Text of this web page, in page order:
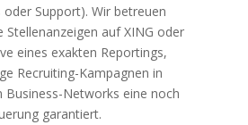
oder Support). Wir betreuen
Stellenanzeigen auf XING oder
eines exakten Reportings,
Recruiting-Kampagnen in
Business-Networks eine noch
garantiert.